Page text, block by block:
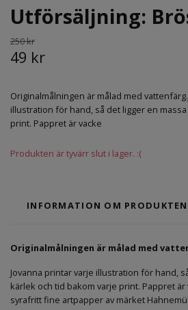
Utförsäljning:
250 kr
49 kr
Originalmålningen är målad med
illustration för hand, så det ligger en
print. Pappret är vacke
Produkten är tyvärr slut i lager. :(
INFORMATION OM PRODUKTEN
Originalmålningen är målad med
Jovanna printar varje illustration för hand,
kärlek och tid bakom varje print. Pappret
syrafritt fine artpapper av märket